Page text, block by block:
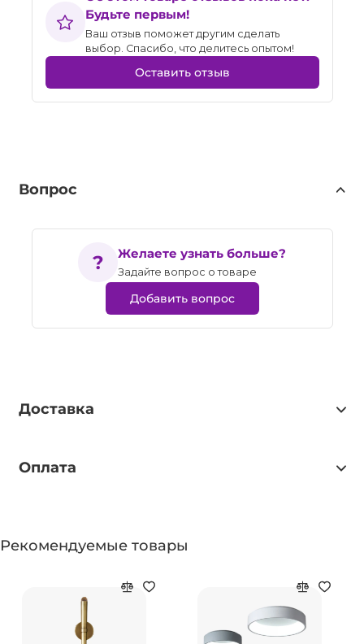
Будьте первым!
Ваш отзыв поможет другим сделать
выбор. Спасибо, что делитесь опытом!
Оставить отзыв
Вопрос
Желаете узнать больше?
Задайте вопрос о товаре
Добавить вопрос
Доставка
Оплата
Рекомендуемые товары